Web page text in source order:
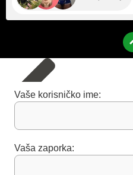
Vaše korisničko ime:
Vaša zaporka: